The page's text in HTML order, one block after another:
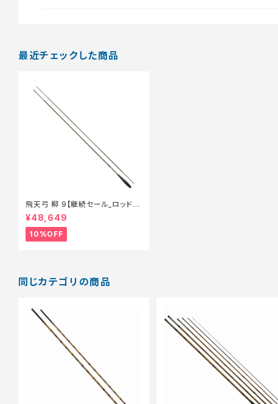
最近チェックした商品
飛天弓 柳 9【継続セール_ロッド】
【10】
¥48,649
10%OFF
同じカテゴリの商品